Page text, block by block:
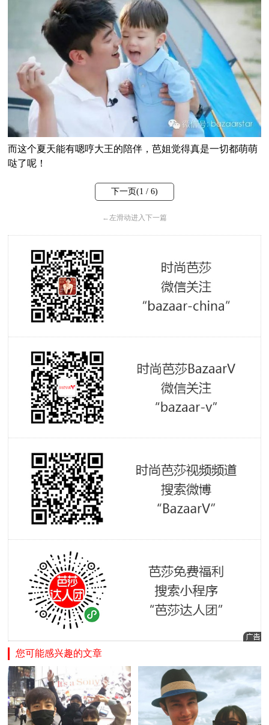
而这个夏天能有嗯哼大王的陪伴，芭姐觉得真是一切都萌萌
哒了呢！
下一页(1 / 6)
←左滑动进入下一篇
您可能感兴趣的文章